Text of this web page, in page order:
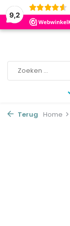
9,2
Terug Home